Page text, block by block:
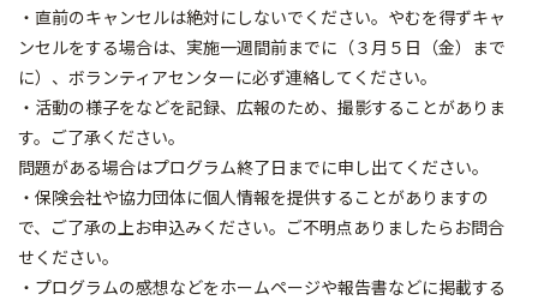
・直前のキャンセルは絶対にしないでください。やむを得ずキャ
ンセルをする場合は、実施一週間前までに（３月５日（金）まで
に）、ボランティアセンターに必ず連絡してください。
・活動の様子をなどを記録、広報のため、撮影することがありま
す。ご了承ください。
問題がある場合はプログラム終了日までに申し出てください。
・保険会社や協力団体に個人情報を提供することがありますの
で、ご了承の上お申込みください。ご不明点ありましたらお問合
せください。
・プログラムの感想などをホームページや報告書などに掲載する